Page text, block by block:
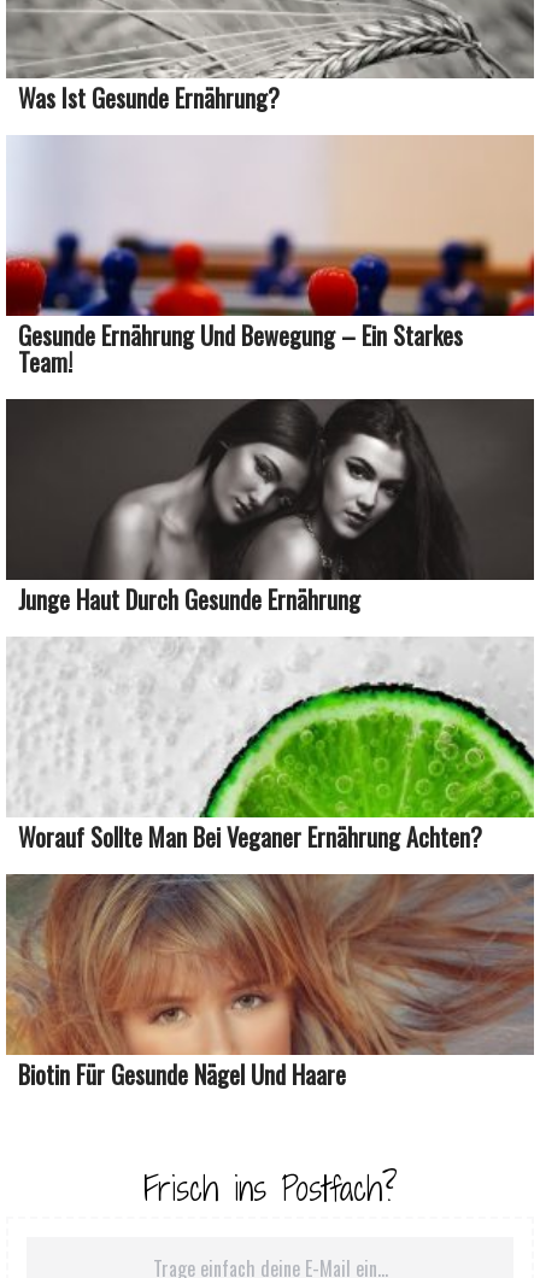
Was Ist Gesunde Ernährung?
Gesunde Ernährung Und Bewegung – Ein Starkes
Team!
Junge Haut Durch Gesunde Ernährung
Worauf Sollte Man Bei Veganer Ernährung Achten?
Biotin Für Gesunde Nägel Und Haare
Frisch ins Postfach?